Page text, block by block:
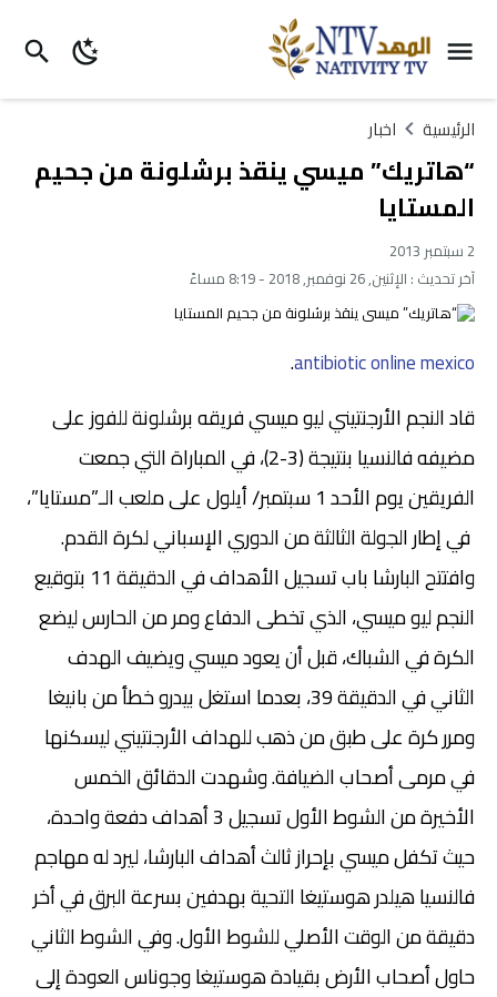
الرئيسية اخبار
“هاتريك” ميسي ينقذ برشلونة من جحيم
المستايا
2 سبتمبر 2013
آخر تحديث : الإثنين, 26 نوفمبر, 2018 - 8:19 مساءً
antibiotic online mexico
.
قاد النجم الأرجنتيني ليو ميسي فريقه برشلونة للفوز على
مضيفه فالنسيا بنتيجة (3-2)، في المباراة التي جمعت
الفريقين يوم الأحد 1 سبتمبر/ أيلول على ملعب الـ”مستايا”،
في إطار الجولة الثالثة من الدوري الإسباني لكرة القدم.
وافتتح البارشا باب تسجيل الأهداف في الدقيقة 11 بتوقيع
النجم ليو ميسي، الذي تخطى الدفاع ومر من الحارس ليضع
الكرة في الشباك، قبل أن يعود ميسي ويضيف الهدف
الثاني في الدقيقة 39، بعدما استغل بيدرو خطأ من بانيغا
ومرر كرة على طبق من ذهب للهداف الأرجنتيني ليسكنها
في مرمى أصحاب الضيافة. وشهدت الدقائق الخمس
الأخيرة من الشوط الأول تسجيل 3 أهداف دفعة واحدة،
حيث تكفل ميسي بإحراز ثالث أهداف البارشا، ليرد له مهاجم
فالنسيا هيلدر هوستيغا التحية بهدفين بسرعة البرق في أخر
دقيقة من الوقت الأصلي للشوط الأول. وفي الشوط الثاني
حاول أصحاب الأرض بقيادة هوستيغا وجوناس العودة إلى